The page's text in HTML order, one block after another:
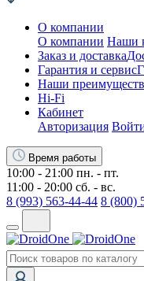
О компании
О компании Наши
Заказ и доставка
Гарантия и сервис
Наши
Hi-Fi
Кабинет
Авторизация
Время работы
10:00 - 21:00 пн. - пт.
11:00 - 20:00 сб. - вс.
8 (993) 563-44-44 8 (800)